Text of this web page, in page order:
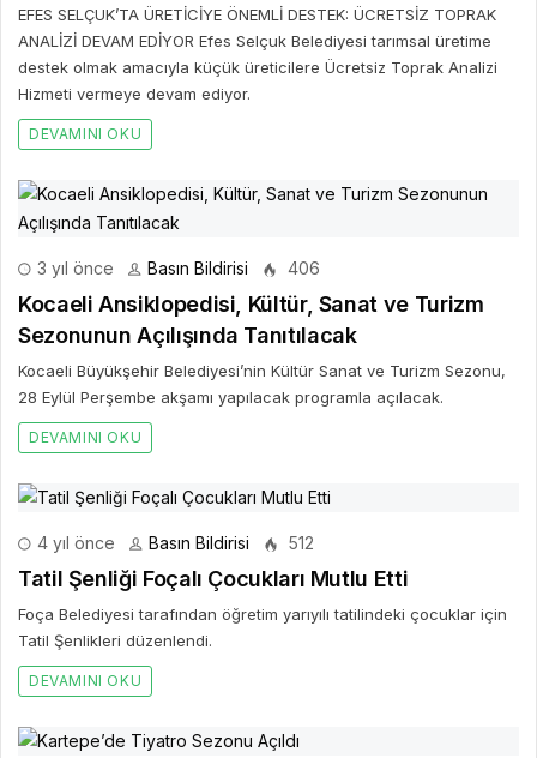
EFES SELÇUK’TA ÜRETİCİYE ÖNEMLİ DESTEK: ÜCRETSİZ TOPRAK
ANALİZİ DEVAM EDİYOR Efes Selçuk Belediyesi tarımsal üretime
destek olmak amacıyla küçük üreticilere Ücretsiz Toprak Analizi
Hizmeti vermeye devam ediyor.
DEVAMINI OKU
3 yıl önce Basın Bildirisi 406
Kocaeli Ansiklopedisi, Kültür, Sanat ve Turizm
Sezonunun Açılışında Tanıtılacak
Kocaeli Büyükşehir Belediyesi’nin Kültür Sanat ve Turizm Sezonu,
28 Eylül Perşembe akşamı yapılacak programla açılacak.
DEVAMINI OKU
4 yıl önce Basın Bildirisi 512
Tatil Şenliği Foçalı Çocukları Mutlu Etti
Foça Belediyesi tarafından öğretim yarıyılı tatilindeki çocuklar için
Tatil Şenlikleri düzenlendi.
DEVAMINI OKU